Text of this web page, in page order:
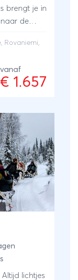
brengt je in
de
boven
Dit
kom je
Uiteraard
Rovaniemi,
deze reis.
Rovaniemi,
vanaf
€ 1.657